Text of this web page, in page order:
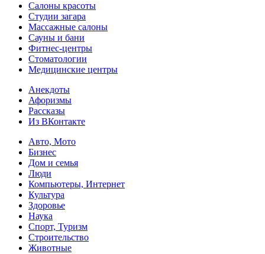
Салоны красоты
Студии загара
Массажные салоны
Сауны и бани
Фитнес-центры
Стоматологии
Медицинские центры
Анекдоты
Афоризмы
Рассказы
Из ВКонтакте
Авто, Мото
Бизнес
Дом и семья
Люди
Компьютеры, Интернет
Культура
Здоровье
Наука
Спорт, Туризм
Строительство
Животные